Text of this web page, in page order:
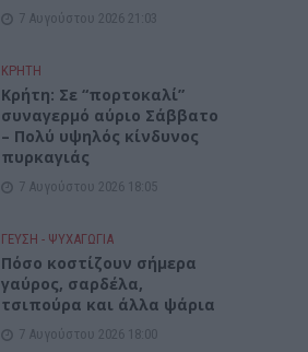
7 Αυγούστου 2026 21:03
ΚΡΗΤΗ
Κρήτη: Σε “πορτοκαλί”
συναγερμό αύριο Σάββατο
– Πολύ υψηλός κίνδυνος
πυρκαγιάς
7 Αυγούστου 2026 18:05
ΓΕΎΣΗ - ΨΥΧΑΓΩΓΊΑ
Πόσο κοστίζουν σήμερα
γαύρος, σαρδέλα,
τσιπούρα και άλλα ψάρια
7 Αυγούστου 2026 18:00